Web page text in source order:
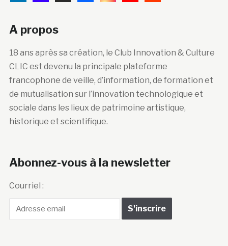
A propos
18 ans après sa création, le Club Innovation & Culture
CLIC est devenu la principale plateforme
francophone de veille, d’information, de formation et
de mutualisation sur l’innovation technologique et
sociale dans les lieux de patrimoine artistique,
historique et scientifique.
Abonnez-vous à la newsletter
Courriel :